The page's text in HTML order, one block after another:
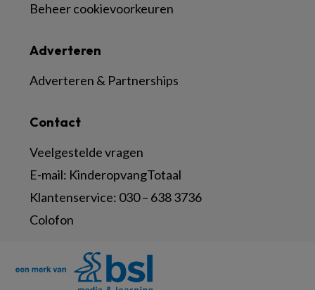
Contact
Veelgestelde vragen
E-mail: KinderopvangTotaal
Klantenservice: 030 – 638 3736
Colofon
Adverteren
Adverteren & Partnerships
Beheer cookievoorkeuren